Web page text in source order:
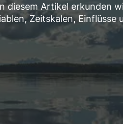
diesem Artikel erkunden
Zeitskalen, Einflüsse